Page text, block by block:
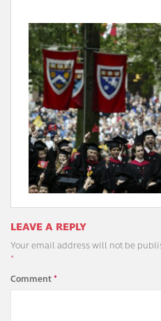
LEAVE A REPLY
Your email address will not be
*
Comment*